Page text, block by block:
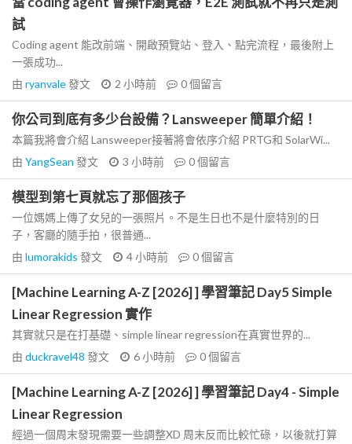
試
Coding agent 能改前端、開啟預覽站、登入、點完流程，最後附上
一張成功...
由 ryanvale發文 2 小時前 0個留言
你公司到底有多少台設備？Lansweeper 簡單介紹！
本篇我將會介紹 Lansweeper接著將會依序介紹 PRTG和 SolarWi...
由 YangSean 發文 3 小時前 0個留言
模型到第七頁就忘了那個孩子
一位媽媽上傳了女兒的一張照片。不是生日也不是什麼特別的日
子，客廳的隨手拍，很普通...
由 lumorakids 發文 4 小時前 0個留言
[Machine Learning A-Z [2026] ] 學習筆記 Day5 Simple
Linear Regression 實作
其實就只是在打基礎、simple linear regression在真實世界的...
由 duckravel48 發文 6 小時前 0個留言
[Machine Learning A-Z [2026] ] 學習筆記 Day4 - Simple
Linear Regression
經過一個周末發現需要一些調整XD 周末反而比較忙碌，以後就打算